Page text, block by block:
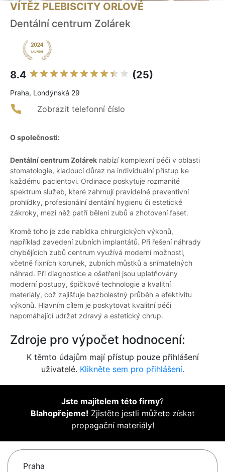
VÍTĚZ PLEBISCITY ORLOVÉ
Dentální centrum Zolárek
8.4 (25)
Praha, Londýnská 29
Zobrazit telefonní číslo
O společnosti:
Dentální centrum Zolárek nabízí komplexní péči v oblasti
stomatologie, kladoucí důraz na individuální přístup ke
každému pacientovi. Ordinace poskytuje rozmanité
spektrum služeb, které zahrnují pravidelné preventivní
prohlídky, profesionální dentální hygienu či estetické
zákroky, mezi něž patří bělení zubů a zhotovení faset.
Kromě toho je zde nabídka chirurgických výkonů,
například zavedení zubních implantátů. Při řešení náhrady
chybějících zubů centrum využívá moderní možnosti,
včetně fixních korunek, zubních můstků a snímatelných
náhrad. Při diagnostice a ošetření jsou uplatňovány
moderní postupy, špičkové technologie a kvalitní
materiály, což zajišťuje bezbolestný průběh a efektivitu
výkonů. Hlavním cílem je poskytovat kvalitní péči
napomáhající udržet zdravý a estetický chrup.
Zdroje pro výpočet hodnocení:
K těmto údajům mají přístup pouze přihlášení
uživatelé. Klikněte sem pro přihlášení.
Jste majitelem této firmy?
Blahopřejeme! Zjistěte jestli můžete získat
propagační materiály!
Praha